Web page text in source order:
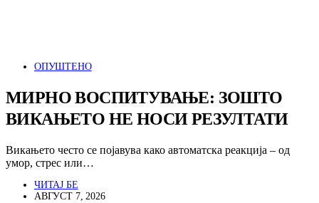
ОПУШТЕНО
МИРНО ВОСПИТУВАЊЕ: ЗОШТО
ВИКАЊЕТО НЕ НОСИ РЕЗУЛТАТИ
Викањето често се појавува како автоматска реакција – од
умор, стрес или…
ЧИТАЈ БЕ
АВГУСТ 7, 2026